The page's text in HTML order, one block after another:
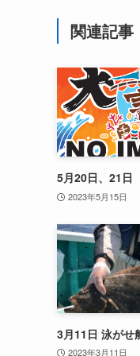
関連記事
5月20日、21日
2023年5月15日
3月11日 泳がせ
2023年3月11日